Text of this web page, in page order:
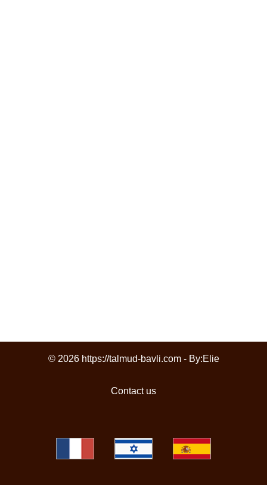
© 2026 https://talmud-bavli.com - By:Elie
Contact us